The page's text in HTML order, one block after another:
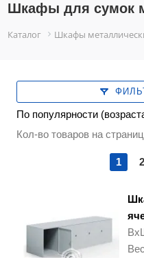
Шкафы для сумок
Каталог Шкафы
По популярности
Кол-во товаров на
1 2